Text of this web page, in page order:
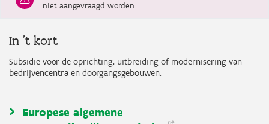
niet aangevraagd worden.
In 't kort
Subsidie voor de oprichting, uitbreiding of modernisering van
bedrijvencentra en doorgangsgebouwen.
Europese algemene